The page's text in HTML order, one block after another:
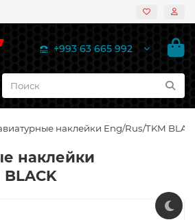
+993 63 665 992
наклейки Eng/Rus/TKM
наклейки